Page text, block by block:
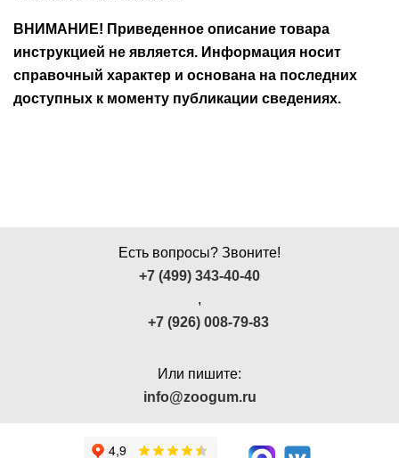
ВНИМАНИЕ! Приведенное описание товара
инструкцией не является. Информация носит
справочный характер и основана на последних
доступных к моменту публикации сведениях.
Есть вопросы? Звоните!
+7 (499) 343-40-40
,
+7 (926) 008-79-83
Или пишите:
info@zoogum.ru